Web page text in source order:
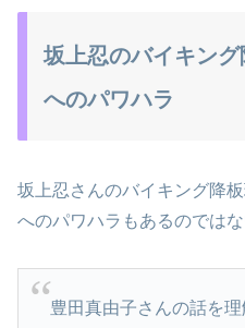
坂上忍のバイキン
へのパワハラ
坂上忍さんのバイキング降
へのパワハラもあるのでは
豊田真由子さんの話を